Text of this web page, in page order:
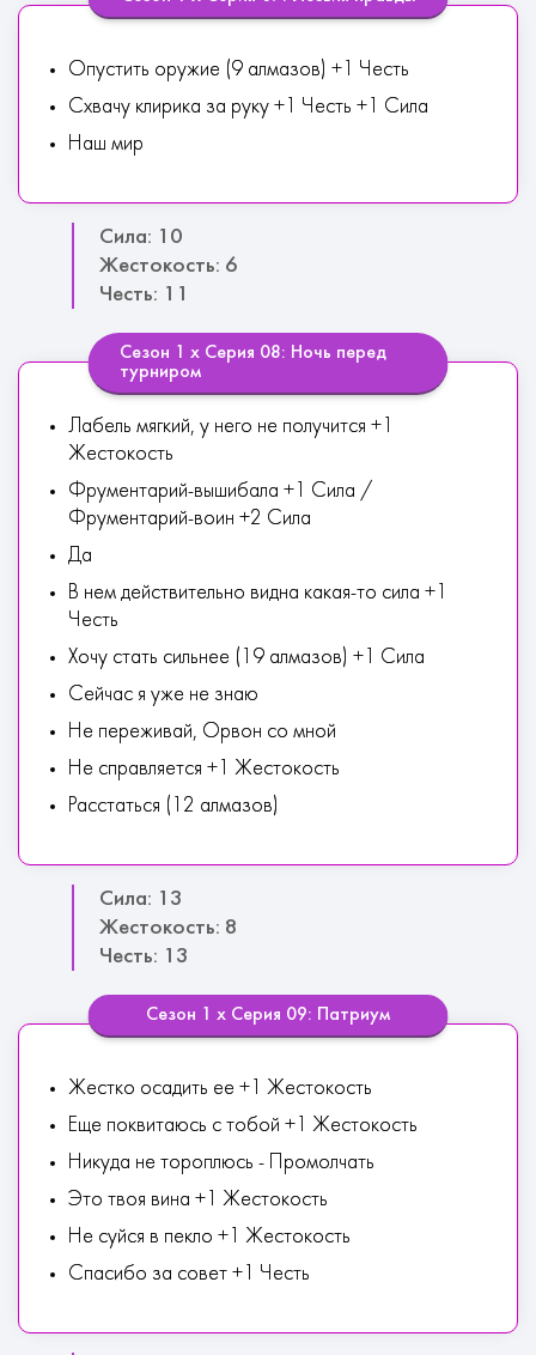
Опустить оружие (9 алмазов) +1 Честь
Схвачу клирика за руку +1 Честь +1 Сила
Наш мир
Сила: 10
Жестокость: 6
Честь: 11
Сезон 1 х Серия 08: Ночь перед
турниром
Лабель мягкий, у него не получится +1
Жестокость
Фрументарий-вышибала +1 Сила /
Фрументарий-воин +2 Сила
Да
В нем действительно видна какая-то сила +1
Честь
Хочу стать сильнее (19 алмазов) +1 Сила
Сейчас я уже не знаю
Не переживай, Орвон со мной
Не справляется +1 Жестокость
Расстаться (12 алмазов)
Сила: 13
Жестокость: 8
Честь: 13
Сезон 1 х Серия 09: Патриум
Жестко осадить ее +1 Жестокость
Еще поквитаюсь с тобой +1 Жестокость
Никуда не тороплюсь - Промолчать
Это твоя вина +1 Жестокость
Не суйся в пекло +1 Жестокость
Спасибо за совет +1 Честь